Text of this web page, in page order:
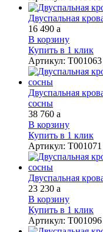
Двуспальная
16 490 a
В корзину
Купить в 1 клик
Артикул: Т001063
Двуспальная
сосны
38 760 a
В корзину
Купить в 1 клик
Артикул: Т001071
Двуспальная
23 230 a
В корзину
Купить в 1 клик
Артикул: Т001096